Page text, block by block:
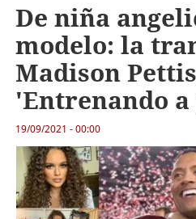
De niña
modelo: la
Madison
'Entrenando a
19/09/2021 - 00:00